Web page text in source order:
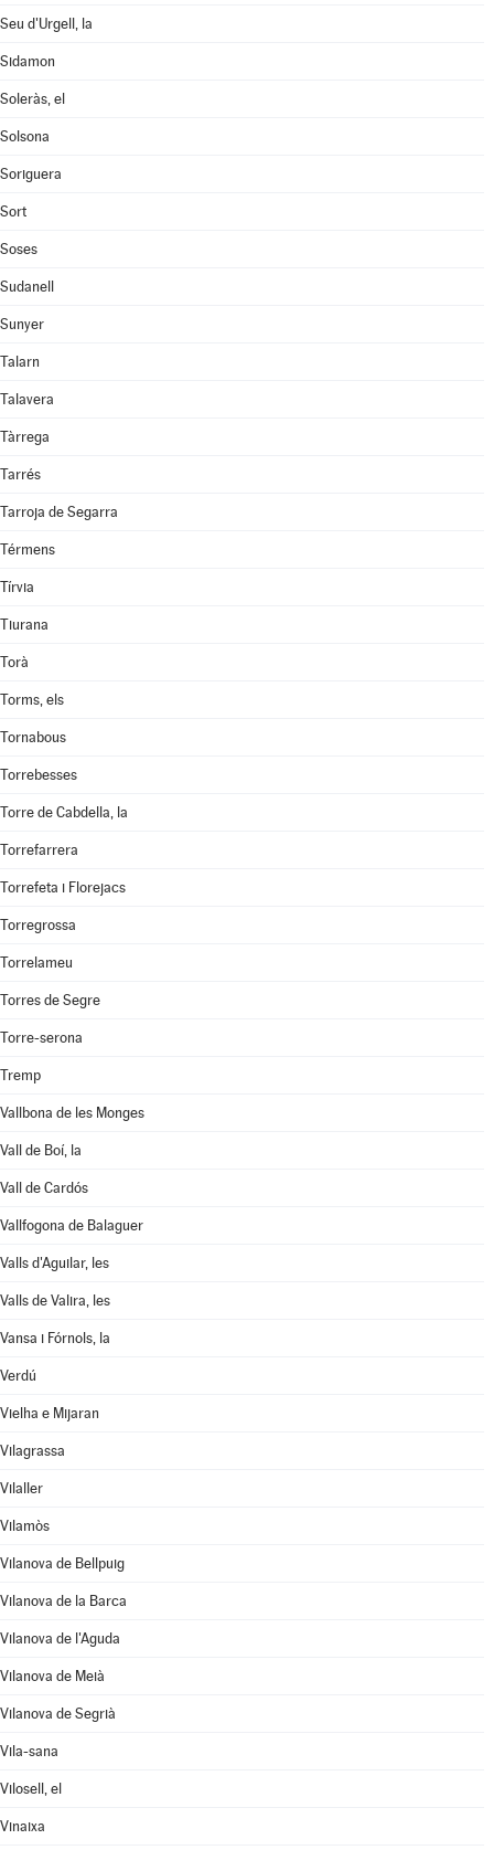
Seu d'Urgell, la
Sidamon
Soleràs, el
Solsona
Soriguera
Sort
Soses
Sudanell
Sunyer
Talarn
Talavera
Tàrrega
Tarrés
Tarroja de Segarra
Térmens
Tírvia
Tiurana
Torà
Torms, els
Tornabous
Torrebesses
Torre de Cabdella, la
Torrefarrera
Torrefeta i Florejacs
Torregrossa
Torrelameu
Torres de Segre
Torre-serona
Tremp
Vallbona de les Monges
Vall de Boí, la
Vall de Cardós
Vallfogona de Balaguer
Valls d'Aguilar, les
Valls de Valira, les
Vansa i Fórnols, la
Verdú
Vielha e Mijaran
Vilagrassa
Vilaller
Vilamòs
Vilanova de Bellpuig
Vilanova de la Barca
Vilanova de l'Aguda
Vilanova de Meià
Vilanova de Segrià
Vila-sana
Vilosell, el
Vinaixa